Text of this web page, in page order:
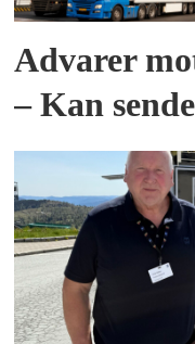
Advarer
– Kan